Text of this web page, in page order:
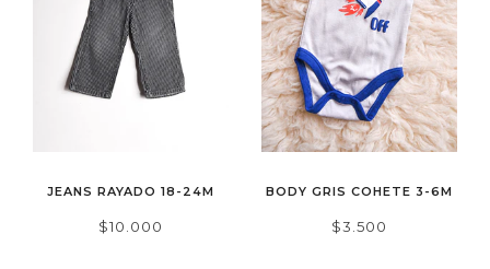
JEANS RAYADO 18-24M
$10.000
BODY GRIS COHETE 3-6M
$3.500